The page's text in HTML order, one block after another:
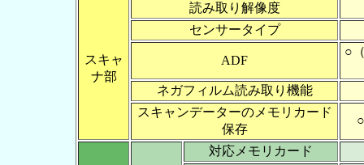
スキャ
ナ部
読み取り解像度
センサータイプ
ADF
○
ネガフィルム読み取り機能
スキャンデーターのメモリカード
保存
対応メモリカード